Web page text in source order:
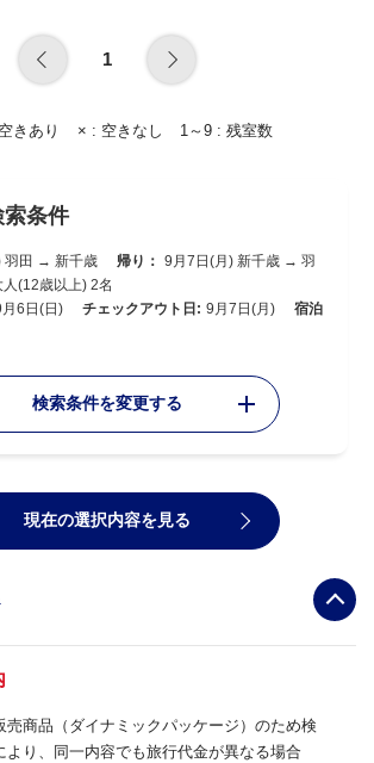
1
空きあり × : 空きなし 1～9 : 残室数
条件
羽田 → 新千歳 帰り： 9月7日(月) 新千歳 → 羽
人(12歳以上) 2名
6日(日) チェックアウト日: 9月7日(月)
宿泊
検索条件を変更する
現在の選択内容を見る
売商品（ダイナミックパッケージ）のため検
より、同一内容でも旅行代金が異なる場合